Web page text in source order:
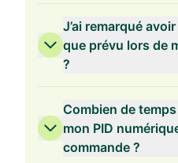
Validité de 1 an
J’ai remarqué
que prévu lors de
?
Combien de
mon PID
commande ?